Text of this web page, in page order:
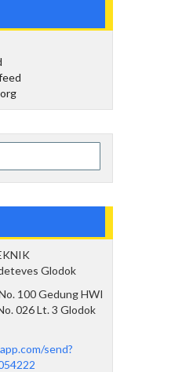
Glodok
100 Gedung HWI
026 Lt. 3 Glodok
send?